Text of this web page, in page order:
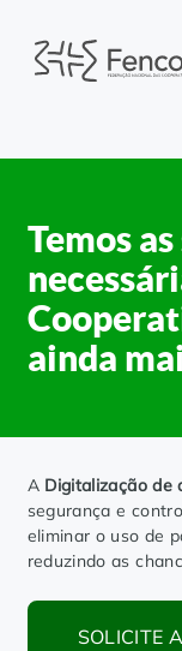
Controle e
Consultoria
Temos
ainda
A Digitalização de
segurança e
eliminar o uso de
reduzindo as
SOLICITE